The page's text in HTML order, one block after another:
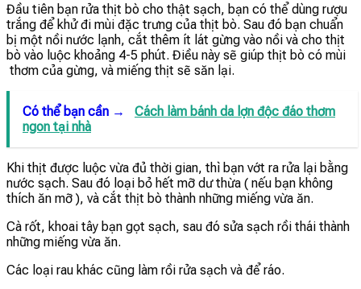
Đầu tiên bạn rửa thịt bò cho thật sạch, bạn có thể dùng rượu
trắng để khử đi mùi đặc trưng của thịt bò. Sau đó bạn chuẩn
bị một nồi nước lạnh, cắt thêm ít lát gừng vào nồi và cho thịt
bò vào luộc khoảng 4-5 phút. Điều này sẽ giúp thịt bò có mùi
thơm của gừng, và miếng thịt sẽ săn lại.
Có thể bạn cần →
Cách làm bánh da lợn độc đáo thơm
ngon tại nhà
Khi thịt được luộc vừa đủ thời gian, thì bạn vớt ra rửa lại bằng
nước sạch. Sau đó loại bỏ hết mỡ dư thừa ( nếu bạn không
thích ăn mỡ ), và cắt thịt bò thành những miếng vừa ăn.
Cà rốt, khoai tây bạn gọt sạch, sau đó sửa sạch rồi thái thành
những miếng vừa ăn.
Các loại rau khác cũng làm rồi rửa sạch và để ráo.